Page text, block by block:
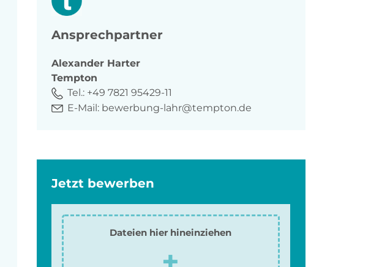
Ansprechpartner
Alexander Harter
Tempton
Tel.: +49 7821 95429-11
E-Mail: bewerbung-lahr@tempton.de
Jetzt bewerben
Dateien hier hineinziehen